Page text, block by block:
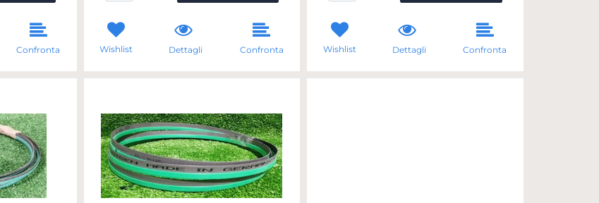
Confronta Wishlist Dettagli Confronta Wishlist Dettagli Confronta